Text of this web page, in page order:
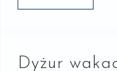
Dyżur